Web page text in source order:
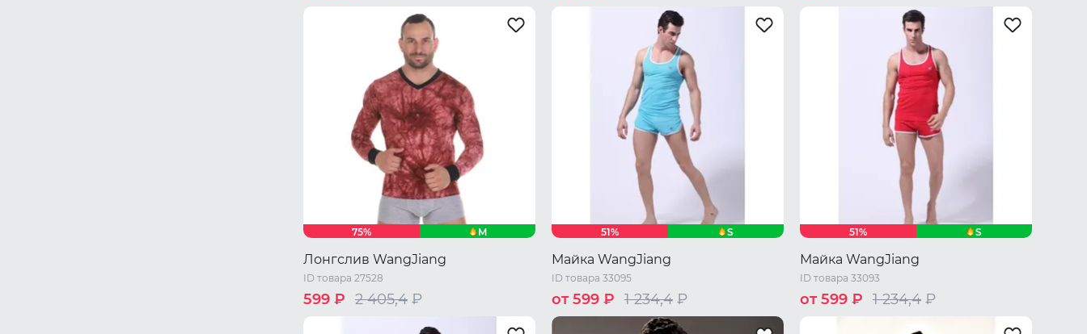
46 RU / M 46 RU / M XL 48 RU / L
75% M
Лонгслив WangJiang
ID товара 27528
599 ₽ 2 405,4 ₽
48 RU / L
51% S
Майка WangJiang
ID товара 33095
от 599 ₽ 1 234,4 ₽
46 RU / M
51% S
Майка WangJiang
ID товара 33093
от 599 ₽ 1 234,4 ₽